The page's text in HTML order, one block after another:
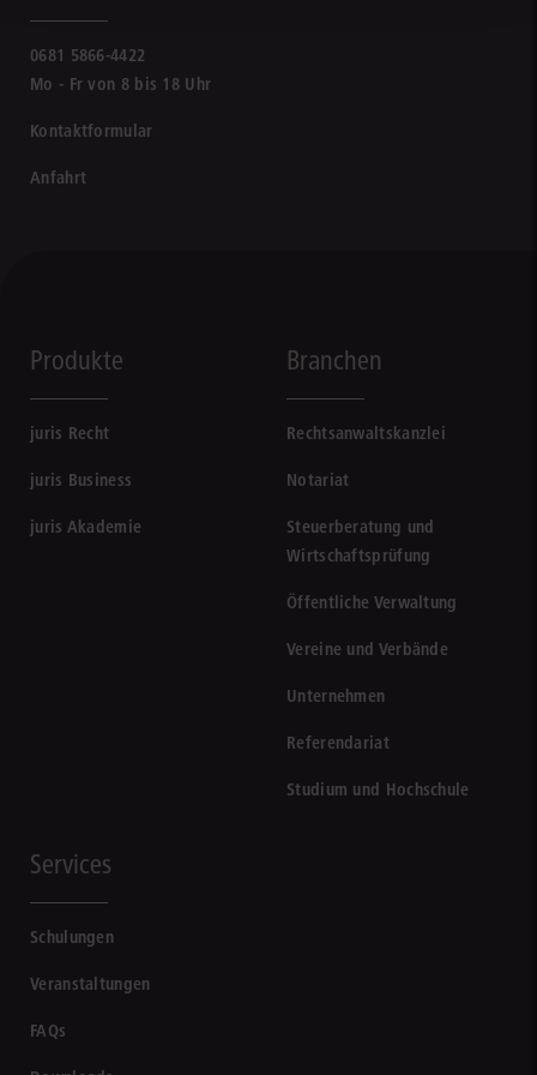
0681 5866-4422
Mo - Fr von 8 bis 18 Uhr
Kontaktformular
Anfahrt
Produkte
juris Recht
juris Business
juris Akademie
Branchen
Rechtsanwaltskanzlei
Notariat
Steuerberatung und
Wirtschaftsprüfung
Öffentliche Verwaltung
Vereine und Verbände
Unternehmen
Referendariat
Studium und Hochschule
Services
Schulungen
Veranstaltungen
FAQs